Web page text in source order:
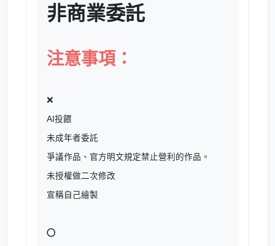
非商業委託
注意事項：
❌
AI投餵
未成年者委託
爭議作品、官方明文規定禁止營利的作品。
未授權做二次修改
宣稱自己繪製
⭕